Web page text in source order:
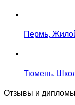
Пермь,
Тюмень,
Отзывы и дипломы